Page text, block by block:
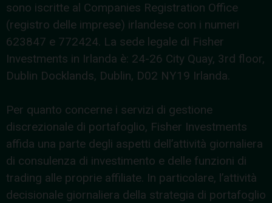
sono iscritte al Companies Registration Office
(registro delle imprese) irlandese con i numeri
623847 e 772424. La sede legale di Fisher
Investments in Irlanda è: 24-26 City Quay, 3rd floor,
Dublin Docklands, Dublin, D02 NY19 Irlanda.
Per quanto concerne i servizi di gestione
discrezionale di portafoglio, Fisher Investments
affida una parte degli aspetti dell’attività giornaliera
di consulenza di investimento e delle funzioni di
trading alle proprie affiliate. In particolare, l’attività
decisionale giornaliera della strategia di portafoglio